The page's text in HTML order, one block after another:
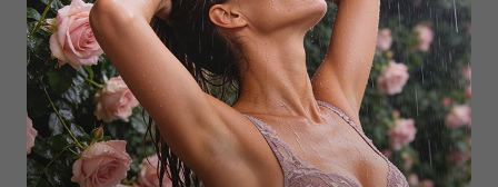
Выбрать размер Выбрать размер